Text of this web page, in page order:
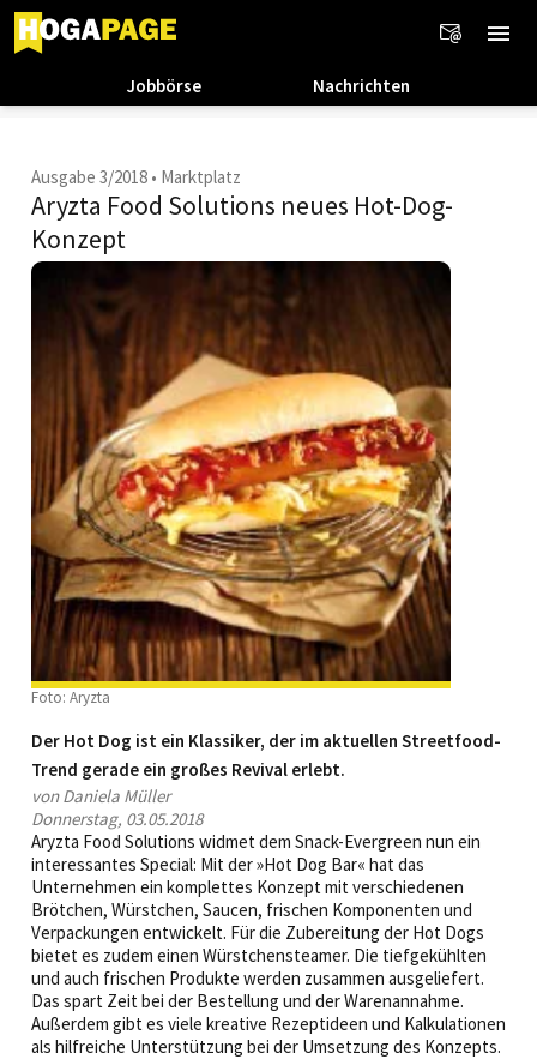
Jobbörse Nachrichten
Ausgabe 3/2018 • Marktplatz
Aryzta Food Solutions neues Hot-Dog-
Konzept
Foto: Aryzta
Der Hot Dog ist ein Klassiker, der im aktuellen Streetfood-
Trend gerade ein großes Revival erlebt.
von Daniela Müller
Donnerstag, 03.05.2018
Aryzta Food Solutions widmet dem Snack-Evergreen nun ein
interessantes Special: Mit der »Hot Dog Bar« hat das
Unternehmen ein komplettes Konzept mit verschiedenen
Brötchen, Würstchen, Saucen, ­frischen Komponenten und
Verpackungen entwickelt. Für die Zubereitung der Hot Dogs
bietet es zudem einen Würstchensteamer. Die tiefgekühlten
und auch frischen Produkte werden zusammen ausgeliefert.
Das spart Zeit bei der Bestellung und der Warenannahme.
Außerdem gibt es viele kreative Rezeptideen und Kalkulationen
als hilfreiche Unterstützung bei der Umsetzung des Konzepts.